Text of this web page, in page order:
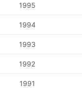
1995
1994
1993
1992
1991